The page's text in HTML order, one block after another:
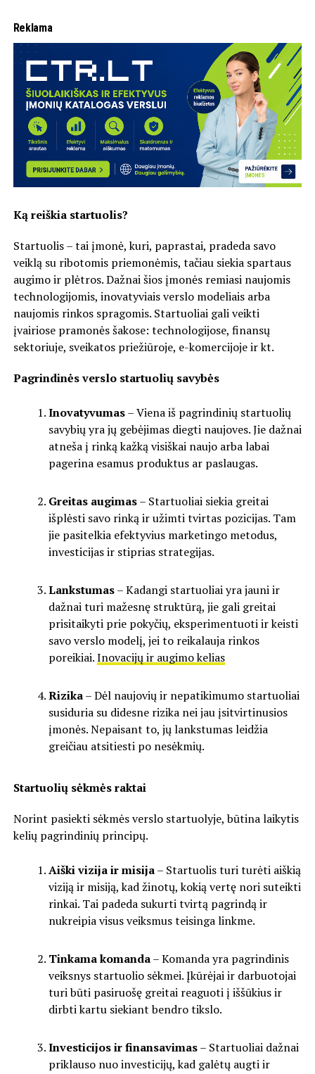
Reklama
Ką reiškia startuolis?
Startuolis – tai įmonė, kuri, paprastai, pradeda savo
veiklą su ribotomis priemonėmis, tačiau siekia spartaus
augimo ir plėtros. Dažnai šios įmonės remiasi naujomis
technologijomis, inovatyviais verslo modeliais arba
naujomis rinkos spragomis. Startuoliai gali veikti
įvairiose pramonės šakose: technologijose, finansų
sektoriuje, sveikatos priežiūroje, e-komercijoje ir kt.
Pagrindinės verslo startuolių savybės
Inovatyvumas– Viena iš pagrindinių startuolių
savybių yra jų gebėjimas diegti naujoves. Jie dažnai
atneša į rinką kažką visiškai naujo arba labai
pagerina esamus produktus ar paslaugas.
Greitas augimas– Startuoliai siekia greitai
išplėsti savo rinką ir užimti tvirtas pozicijas. Tam
jie pasitelkia efektyvius marketingo metodus,
investicijas ir stiprias strategijas.
Lankstumas– Kadangi startuoliai yra jauni ir
dažnai turi mažesnę struktūrą, jie gali greitai
prisitaikyti prie pokyčių, eksperimentuoti ir keisti
savo verslo modelį, jei to reikalauja rinkos
poreikiai.Inovacijų ir augimo kelias
Rizika– Dėl naujovių ir nepatikimumo startuoliai
susiduria su didesne rizika nei jau įsitvirtinusios
įmonės. Nepaisant to, jų lankstumas leidžia
greičiau atsitiesti po nesėkmių.
Startuolių sėkmės raktai
Norint pasiekti sėkmės verslo startuolyje, būtina laikytis
kelių pagrindinių principų.
Aiški vizija ir misija– Startuolis turi turėti aiškią
viziją ir misiją, kad žinotų, kokią vertę nori suteikti
rinkai. Tai padeda sukurti tvirtą pagrindą ir
nukreipia visus veiksmus teisinga linkme.
Tinkama komanda– Komanda yra pagrindinis
veiksnys startuolio sėkmei. Įkūrėjai ir darbuotojai
turi būti pasiruošę greitai reaguoti į iššūkius ir
dirbti kartu siekiant bendro tikslo.
Investicijos ir finansavimas– Startuoliai dažnai
priklauso nuo investicijų, kad galėtų augti ir